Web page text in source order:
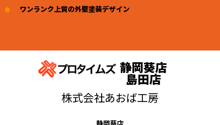
ワンランク上質の外壁塗装デザイン
静岡葵店
島田店
株式会社あおば工房